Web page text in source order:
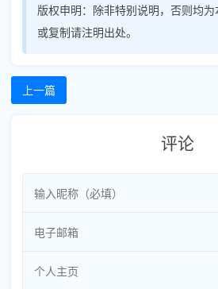
版权申明： 除非特别说明，否则均
或复制请注明出处。
上一篇
评论